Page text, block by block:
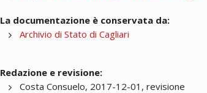
La documentazione è conservata da:
Archivio di Stato di Cagliari
Redazione e revisione:
Costa Consuelo, 2017-12-01, revisione